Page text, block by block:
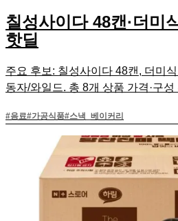
칠성사이다 48캔·더미
핫딜
주요 후보: 칠성사이다 48캔, 더미
동자/와일드. 총 8개 상품 가격·구성
#음료#가공식품#스낵_베이커리